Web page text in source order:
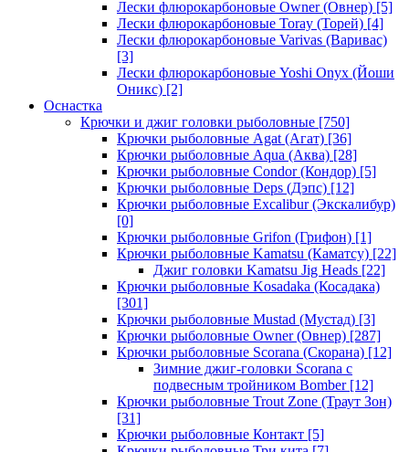
Лески флюрокарбоновые Owner (Овнер) [5]
Лески флюрокарбоновые Toray (Торей) [4]
Лески флюрокарбоновые Varivas (Варивас)
[3]
Лески флюрокарбоновые Yoshi Onyx (Йоши
Оникс) [2]
Оснастка
Крючки и джиг головки рыболовные [750]
Крючки рыболовные Agat (Агат) [36]
Крючки рыболовные Aqua (Аква) [28]
Крючки рыболовные Condor (Кондор) [5]
Крючки рыболовные Deps (Дэпс) [12]
Крючки рыболовные Excalibur (Экскалибур)
[0]
Крючки рыболовные Grifon (Грифон) [1]
Крючки рыболовные Kamatsu (Каматсу) [22]
Джиг головки Kamatsu Jig Heads [22]
Крючки рыболовные Kosadaka (Косадака)
[301]
Крючки рыболовные Mustad (Мустад) [3]
Крючки рыболовные Owner (Овнер) [287]
Крючки рыболовные Scorana (Скорана) [12]
Зимние джиг-головки Scorana с
подвесным тройником Bomber[12]
Крючки рыболовные Trout Zone (Траут Зон)
[31]
Крючки рыболовные Контакт [5]